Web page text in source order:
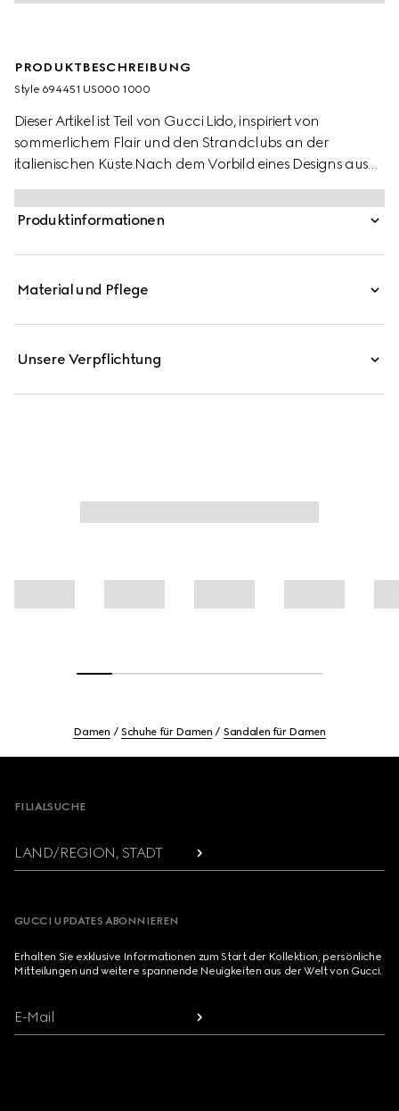
PRODUKTBESCHREIBUNG
Style ‎694451 US000 1000
Dieser Artikel ist Teil von Gucci Lido, inspiriert von
sommerlichem Flair und den Strandclubs an der
italienischen Küste.Nach dem Vorbild eines Designs aus
den Archiven der 70er – einer kennzeichnenden Ära für
das Haus – macht das GG auf dieser schwarzen
Ledersandale als Cut-out-Detail im Maxi-Format seine
den Archiven Sinn für zeitlose Eleganz.
Produktinformationen
Material und Pflege
Unsere Verpflichtung
Damen Schuhe für Damen Sandalen für Damen
FILIALSUCHE
LAND/REGION, STADT
GUCCI UPDATES ABONNIEREN
Erhalten Sie exklusive Informationen zum Start der Kollektion, persönliche
Mitteilungen und weitere spannende Neuigkeiten aus der Welt von Gucci.
E-Mail